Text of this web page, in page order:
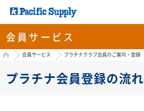
会員サービス
HOME会員サービス プラチナクラブ会員のご案内・登録
プラチナ会員登録の流れ